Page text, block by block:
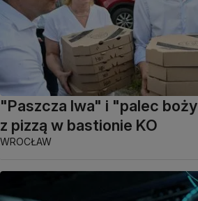
"Paszcza lwa" i "palec
z pizzą w bastionie KO
WROCŁAW